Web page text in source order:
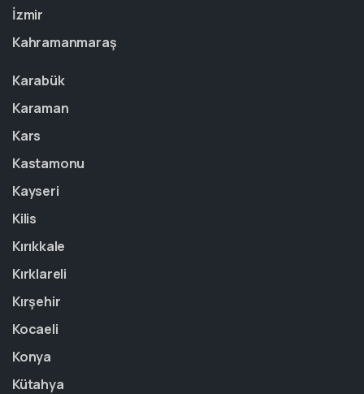
İzmir
Kahramanmaraş
Karabük
Karaman
Kars
Kastamonu
Kayseri
Kilis
Kırıkkale
Kırklareli
Kırşehir
Kocaeli
Konya
Kütahya